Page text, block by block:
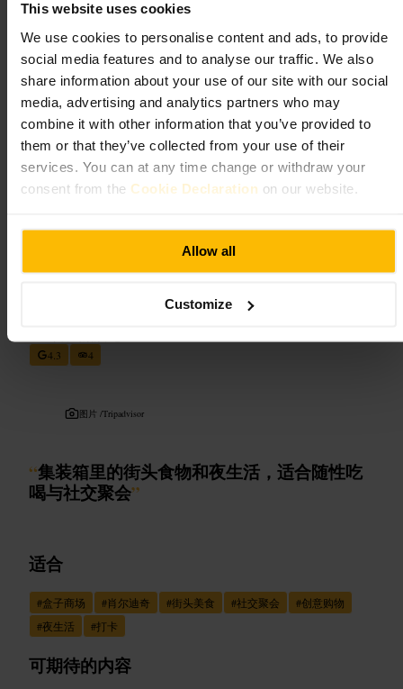
This website uses cookies
We use cookies to personalise content and ads, to provide
social media features and to analyse our traffic. We also
share information about your use of our site with our social
media, advertising and analytics partners who may
combine it with other information that you’ve provided to
them or that they’ve collected from your use of their
services. You can at any time change or withdraw your
consent from the Cookie Declaration on our website.
Allow all
Customize
你会看到排列紧凑的摊位，摊主来自本地的手工和食品品牌。有人
卖古着和复古收藏，有人做现点现做的街头小吃。市场内有部分遮
蔽的长廊，周边也有小店和咖啡馆，整体节奏适中。
规划您的参观
建议带一个轻便购物袋，这样便于装小件战利品。许多摊位支持刷
卡，但零钱仍有用处。穿舒适的鞋，准备步行与站立浏览。若想一
边吃一边逛，可以先点几份小吃分着尝。逛完市场后，可顺路探索
博克斯帕克 肖尔迪奇
4.3
4
图片 /Tripadvisor
“集装箱里的街头食物和夜生活，适合随性吃
喝与社交聚会”
适合
#盒子商场 #肖尔迪奇 #街头美食 #社交聚会 #创意购物
#夜生活 #打卡
可期待的内容